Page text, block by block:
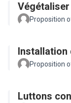
Proposition
Installation
Proposition
Luttons